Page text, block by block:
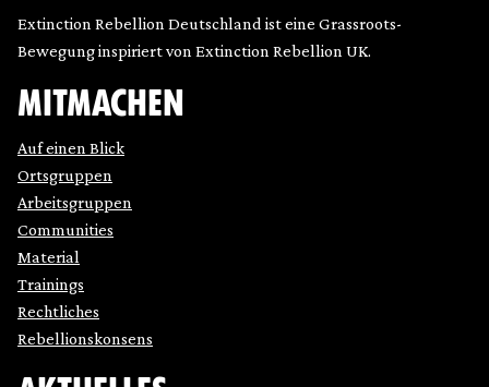
Extinction Rebellion Deutschland ist eine Grassroots-
Bewegung inspiriert von Extinction Rebellion UK.
MITMACHEN
Auf einen Blick
Ortsgruppen
Arbeitsgruppen
Communities
Material
Trainings
Rechtliches
Rebellionskonsens